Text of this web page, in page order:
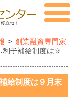
> 創業融資専門家
子補給制度は９
給制度は９月末